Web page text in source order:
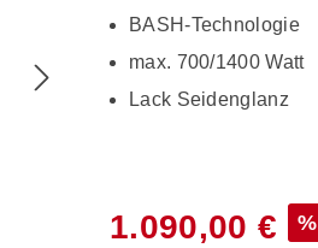
BASH-Technologie
max. 700/1400 Watt
Lack Seidenglanz
1.090,00 € %